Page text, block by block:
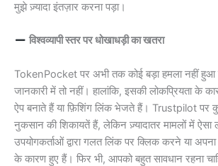
मुझे ज़्यादा इंतज़ार करना पड़ा।
विश्वव्यापी स्तर पर धोखाधड़ी का खतरा
TokenPocket पर अभी तक कोई बड़ा हमला नहीं
जानकारी में तो नहीं। हालांकि, इसकी लोकप्रियता के
ऐप बनाते हैं या फ़िशिंग लिंक भेजते हैं। Trustpilot पर
नुकसान की शिकायतें हैं, लेकिन ज़्यादातर मामलों में
उपयोगकर्ताओं द्वारा गलत लिंक पर क्लिक करने या
के कारण हुए हैं। फिर भी, आपको बहुत सावधान रहना